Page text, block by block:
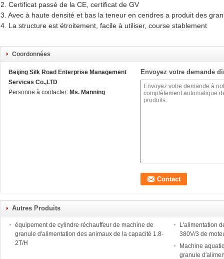
2. Certificat passé de la CE, certificat de GV
3. Avec à haute densité et bas la teneur en cendres a produit des
4. La structure est étroitement, facile à utiliser, course stablement
Coordonnées
Beijing Silk Road Enterprise Management
Services Co.,LTD
Personne à contacter: Ms. Manning
Envoyez votre demande
Autres Produits
équipement de cylindre réchauffeur de machine de
granule d'alimentation des animaux de la capacité 1.8-
2T/H
L'alimentation
380V/3 de
Machine
granule